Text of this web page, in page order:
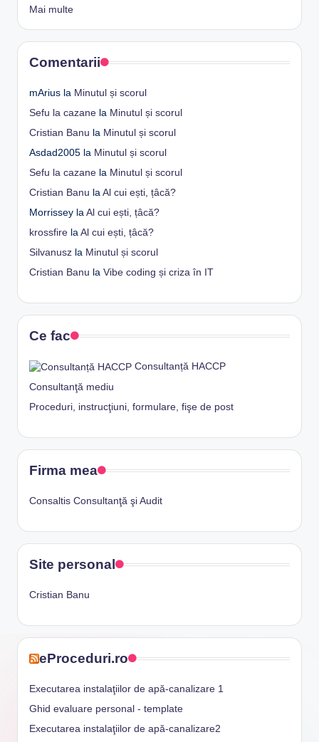
Mai multe
Comentarii
mArius la Minutul și scorul
Sefu la cazane la Minutul și scorul
Cristian Banu la Minutul și scorul
Asdad2005 la Minutul și scorul
Sefu la cazane la Minutul și scorul
Cristian Banu la Al cui ești, țâcă?
Morrissey la Al cui ești, țâcă?
krossfire la Al cui ești, țâcă?
Silvanusz la Minutul și scorul
Cristian Banu la Vibe coding și criza în IT
Ce fac
Consultanță HACCP
Consultanţă mediu
Proceduri, instrucţiuni, formulare, fişe de post
Firma mea
Consaltis Consultanţă şi Audit
Site personal
Cristian Banu
eProceduri.ro
Executarea instalaţiilor de apă-canalizare 1
Ghid evaluare personal - template
Executarea instalaţiilor de apă-canalizare2